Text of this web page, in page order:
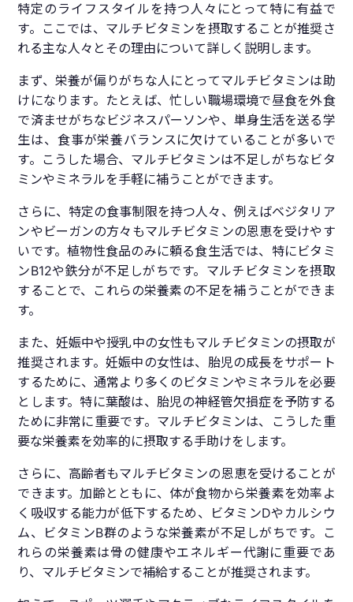
特定のライフスタイルを持つ人々にとって特に有益で
す。ここでは、マルチビタミンを摂取することが推奨さ
れる主な人々とその理由について詳しく説明します。
まず、栄養が偏りがちな人にとってマルチビタミンは助
けになります。たとえば、忙しい職場環境で昼食を外食
で済ませがちなビジネスパーソンや、単身生活を送る学
生は、食事が栄養バランスに欠けていることが多いで
す。こうした場合、マルチビタミンは不足しがちなビタ
ミンやミネラルを手軽に補うことができます。
さらに、特定の食事制限を持つ人々、例えばベジタリア
ンやビーガンの方々もマルチビタミンの恩恵を受けやす
いです。植物性食品のみに頼る食生活では、特にビタミ
ンB12や鉄分が不足しがちです。マルチビタミンを摂取
することで、これらの栄養素の不足を補うことができま
す。
また、妊娠中や授乳中の女性もマルチビタミンの摂取が
推奨されます。妊娠中の女性は、胎児の成長をサポート
するために、通常より多くのビタミンやミネラルを必要
とします。特に葉酸は、胎児の神経管欠損症を予防する
ために非常に重要です。マルチビタミンは、こうした重
要な栄養素を効率的に摂取する手助けをします。
さらに、高齢者もマルチビタミンの恩恵を受けることが
できます。加齢とともに、体が食物から栄養素を効率よ
く吸収する能力が低下するため、ビタミンDやカルシウ
ム、ビタミンB群のような栄養素が不足しがちです。こ
れらの栄養素は骨の健康やエネルギー代謝に重要であ
り、マルチビタミンで補給することが推奨されます。